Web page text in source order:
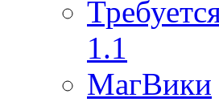
1.1
МагВики